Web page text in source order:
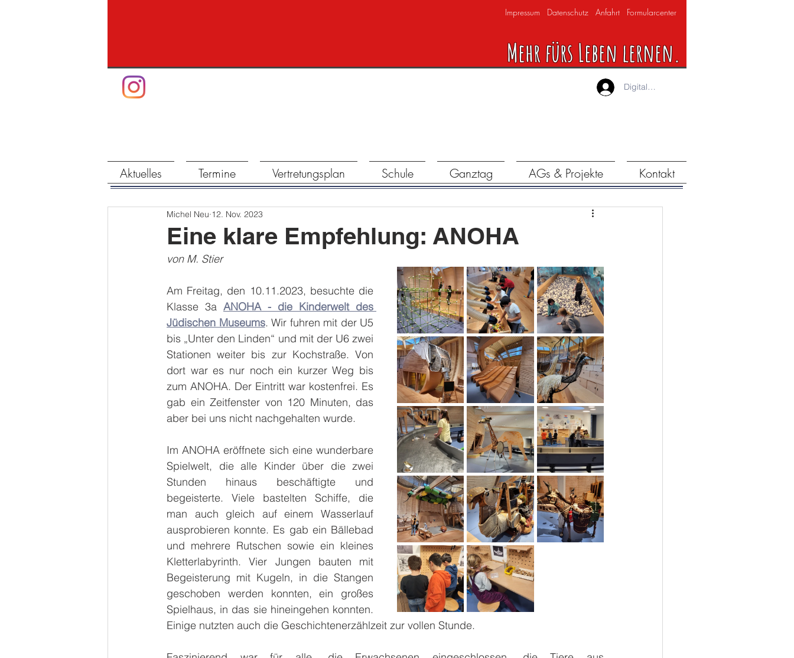
Impressum Datenschutz Anfahrt Formularcenter
Mehr fürs Leben lernen.
Digitaler Lernraum
Aktuelles Termine Vertretungsplan Schule Ganztag AGs & Projekte Kontakt
Eine klare Empfehlung: ANOHA
Michel Neu 12. Nov. 2023
von M. Stier
Am Freitag, den 10.11.2023, besuchte die
Klasse 3a ANOHA - die Kinderwelt des
Jüdischen Museums. Wir fuhren mit der U5
bis „Unter den Linden“ und mit der U6 zwei
Stationen weiter bis zur Kochstraße. Von
dort war es nur noch ein kurzer Weg bis
zum ANOHA. Der Eintritt war kostenfrei. Es
gab ein Zeitfenster von 120 Minuten, das
aber bei uns nicht nachgehalten wurde.
Im ANOHA eröffnete sich eine wunderbare
Spielwelt, die alle Kinder über die zwei
Stunden hinaus beschäftigte und
begeisterte. Viele bastelten Schiffe, die
man auch gleich auf einem Wasserlauf
ausprobieren konnte. Es gab ein Bällebad
und mehrere Rutschen sowie ein kleines
Kletterlabyrinth. Vier Jungen bauten mit
Begeisterung mit Kugeln, in die Stangen
geschoben werden konnten, ein großes
Spielhaus, in das sie hineingehen konnten.
Einige nutzten auch die Geschichtenerzählzeit zur vollen Stunde.